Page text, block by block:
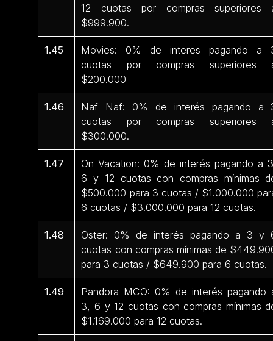
12 cuotas por compras superiores
$999.900.
1.45
Movies: 0% de interes pagando a
cuotas por compras superiores
$200.000
1.46
Naf Naf: 0% de interés pagando a
cuotas por compras superiores
$300.000.
1.47
On Vacation: 0% de interés pagando a
6 y 12 cuotas con compras mínimas
$500.000 para 3 cuotas / $1.000.000
6 cuotas / $3.000.000 para 12 cuotas.
1.48
Oster: 0% de interés pagando a 3 y
cuotas con compras mínimas de
para 3 cuotas / $649.900 para 6 cuotas.
1.49
Pandora MCO: 0% de interés pagando
3, 6 y 12 cuotas con compras mínimas
$1.169.000 para 12 cuotas.